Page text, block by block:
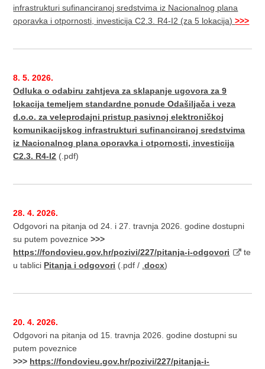
infrastrukturi sufinanciranoj sredstvima iz Nacionalnog plana
oporavka i otpornosti, investicija C2.3. R4-I2 (za 5 lokacija)>>>
8. 5. 2026.
Odluka o odabiru zahtjeva za sklapanje ugovora za 9
lokacija temeljem standardne ponude Odašiljača i veza
d.o.o. za veleprodajni pristup pasivnoj elektroničkoj
komunikacijskog infrastrukturi sufinanciranoj sredstvima
iz Nacionalnog plana oporavka i otpornosti, investicija
C2.3. R4-I2 (.pdf)
28. 4. 2026.
Odgovori na pitanja od 24. i 27. travnja 2026. godine dostupni
su putem poveznice>>>
https://fondovieu.gov.hr/pozivi/227/pitanja-i-odgovori
te
u tablici Pitanja i odgovori (.pdf / .docx)
20. 4. 2026.
Odgovori na pitanja od 15. travnja 2026. godine dostupni su
putem poveznice
>>> https://fondovieu.gov.hr/pozivi/227/pitanja-i-